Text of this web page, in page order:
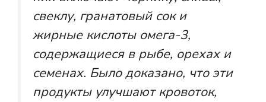
свеклу, гранатовый сок и
жирные кислоты омега-3,
содержащиеся в рыбе, орехах и
семенах. Было доказано, что эти
продукты улучшают кровоток,